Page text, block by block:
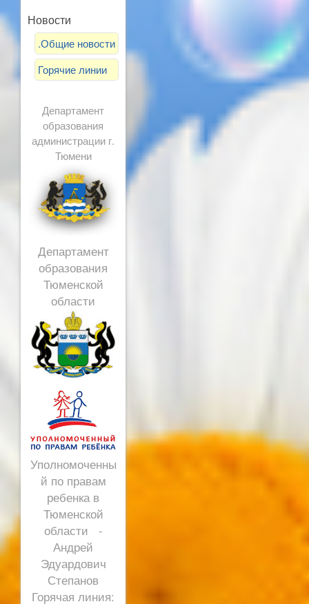
Новости
.Общие новости
Горячие линии
Департамент
образования
администрации г.
Тюмени
Департамент
образования
Тюменской
области
Уполномоченны
й по правам
ребенка в
Тюменской
области -
Андрей
Эдуардович
Степанов
Горячая линия: